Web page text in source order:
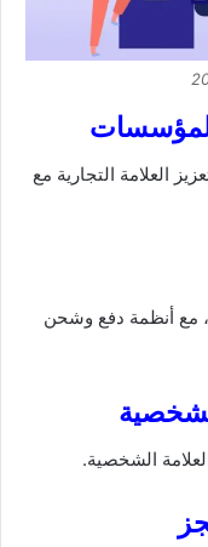
العلامة التجارية مع
مع أنظمة دفع وشحن
الشخصية.